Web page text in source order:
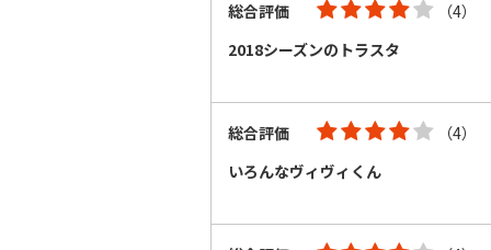
総合評価
（4）
2018シーズンのトラスタ
総合評価
（4）
いろんなヴィヴィくん